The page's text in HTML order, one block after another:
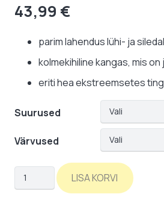
43,99 €
parim lahendus lühi- ja
kolmekihiline kangas, mis
eriti hea ekstreemsetes
Suurused
Värvused
Koerajope:
termo
LISA KORVI